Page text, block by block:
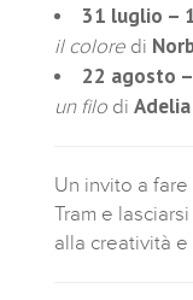
31 luglio –
il colore di
22 agosto
un filo di
Un invito a
Tram e
alla creatività